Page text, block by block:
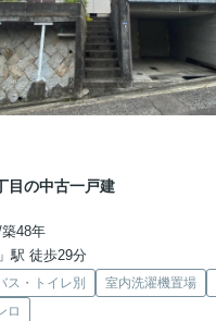
目の中古一戸建
48年
駅 徒歩29分
ス・トイレ別 室内洗濯機置場
ロ